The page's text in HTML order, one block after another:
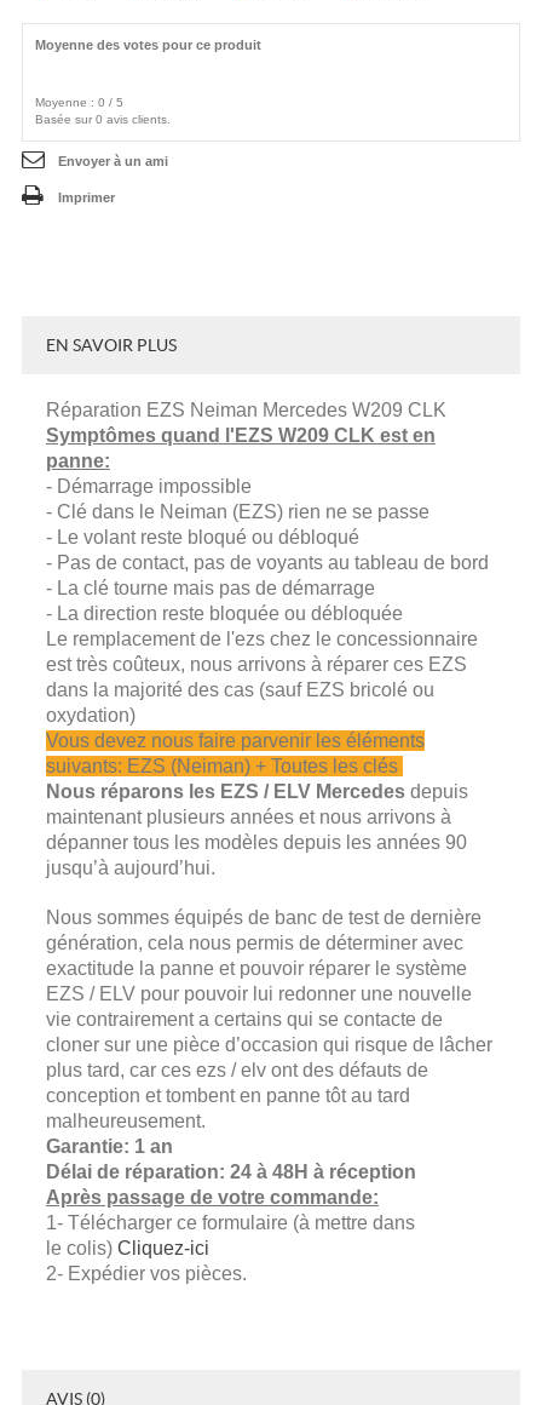
Moyenne des votes pour ce produit
Moyenne : 0 / 5
Basée sur 0 avis clients.
Envoyer à un ami
Imprimer
EN SAVOIR PLUS
Réparation EZS Neiman Mercedes W209 CLK
Symptômes quand l'EZS W209 CLK est en
panne:
- Démarrage impossible
- Clé dans le Neiman (EZS) rien ne se passe
- Le volant reste bloqué ou débloqué
- Pas de contact, pas de voyants au tableau de bord
- La clé tourne mais pas de démarrage
- La direction reste bloquée ou débloquée
Le remplacement de l'ezs chez le concessionnaire
est très coûteux, nous arrivons à réparer ces EZS
dans la majorité des cas (sauf EZS bricolé ou
oxydation)
Vous devez nous faire parvenir les éléments
suivants: EZS (Neiman) + Toutes les clés
Nous réparons les EZS / ELV Mercedesdepuis
maintenant plusieurs années et nous arrivons à
dépanner tous les modèles depuis les années 90
jusqu’à aujourd’hui.
Nous sommes équipés de banc de test de dernière
génération, cela nous permis de déterminer avec
exactitude la panne et pouvoir réparer le système
EZS / ELV pour pouvoir lui redonner une nouvelle
vie contrairement a certains qui se contacte de
cloner sur une pièce d’occasion qui risque de lâcher
plus tard, car ces ezs / elv ont des défauts de
conception et tombent en panne tôt au tard
malheureusement.
Garantie: 1 an
Délai de réparation: 24 à 48H à réception
Après passage de votre commande:
1- Télécharger ce formulaire (à mettre dans
le colis) Cliquez-ici
2- Expédier vos pièces.
AVIS (0)